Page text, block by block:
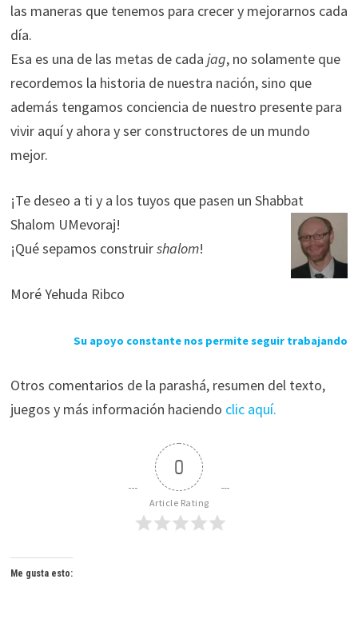
las maneras que tenemos para crecer y mejorarnos cada
día.
Esa es una de las metas de cada jag, no solamente que
recordemos la historia de nuestra nación, sino que
además tengamos conciencia de nuestro presente para
vivir aquí y ahora y ser constructores de un mundo
mejor.
¡Te deseo a ti y a los tuyos que pasen un Shabbat
Shalom UMevoraj!
¡Qué sepamos construirshalom!
Moré Yehuda Ribco
Su apoyo constante nos permite seguir trabajando
Otros comentarios de la parashá, resumen del texto,
juegos y más información haciendo clic aquí.
0
Article Rating
Me gusta esto: